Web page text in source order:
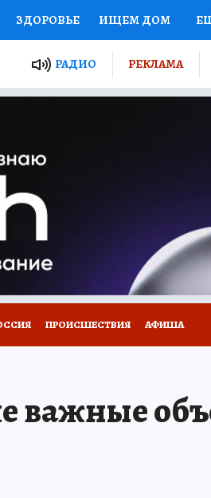
ЗДОРОВЬЕ ИЩЕМ ДОМ
ПРОЕКТЫ РОССИИ
ПУТЕВОДИТЕЛЬ
ПОТРЕБИТЕЛЯ
РАДИО РЕКЛАМА
ПРОИСШЕСТВИЯ АФИША
важные